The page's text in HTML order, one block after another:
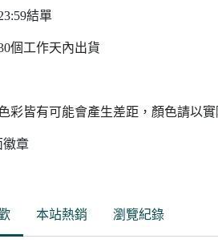
結單
個工作天內出貨
彩皆有可能會產生差距，顏色請以實
徽章
本站熱銷 瀏覽紀錄